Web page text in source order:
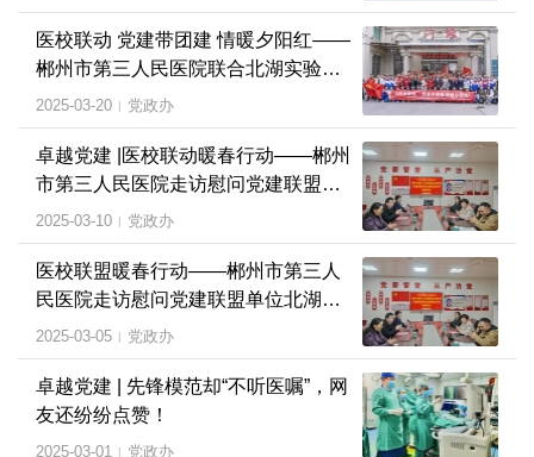
医校联动 党建带团建 情暖夕阳红——
郴州市第三人民医院联合北湖实验学
校开展学雷锋主题活动
2025-03-20 | 党政办
卓越党建 |医校联动暖春行动——郴州
市第三人民医院走访慰问党建联盟单
位北湖实验学校困境学生
2025-03-10 | 党政办
医校联盟暖春行动——郴州市第三人
民医院走访慰问党建联盟单位北湖实
验学校困境学生
2025-03-05 | 党政办
卓越党建 | 先锋模范却“不听医嘱”，网
友还纷纷点赞！
2025-03-01 | 党政办